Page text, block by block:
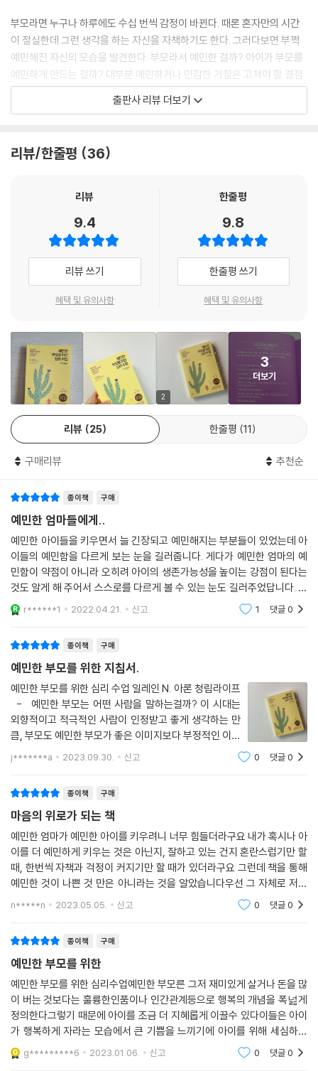
예민한 부모는 그저 재미있게 살거나 돈을 많이 버는 것보다는 훌륭한 인
품이나 인간관계 등으로 행복의 개념을 폭넓게 정의한다. 그렇기 때문에
아이를 조금 더 지혜롭게 이끌 수 있다. 이들은 아이가 행복하게 자라는 모
습에서 큰 기쁨을 느끼기에 아이를 위해 세심하게 계획하며, 때로 삶이 어
두워보일지라도 긍정적인 요소들에 주의를 기울이려고 한다.
--- p. 39 「예민한 부모의 세 가지 강점」 중에서
민감할수록 육아와 가사에서 도움을 받아야 한다. 그들이 ‘세심한 관리가
도움을 받지 않고서도 육아를 잘 해내는 부모를 보면서 죄책감을 느끼기
쉽다. 설령 도움을 받고 있더라도 그 비용 때문에 가족들에게 미안한 마음
을 가질 수도 있다. 하지만 자신의 강점을 육아에 제대로 발휘하려면 먼저
부모가 지치지 않는 환경을 조성할 필요가 있다.
--- p. 82 「독박 육아가 부모와 아이에게 미치는 영향」 중에서
아이를 기르면서 발생하는 갖가지 상황 앞에서 온갖 방법을 시도하다 보
책감이 수치심으로 넘어간다. 그렇지만 수치심을 느낀다고 해서 육아가 개
선될 리는 없다. 오히려 예민한 부모로서 직감을 믿고 따르기가 더 힘들어
질 뿐이다. 여러분은 순수하고 민감한 존재로, 사랑할 준비를 갖추고 이 세
상에 나왔다. 수치심을 느끼는 대부분의 문제는 우리가 통제할 수 있는 영
역 밖의 상황들이 빚어낸 결과이다. 여러분의 잘못이 아니다. 여러분은 그
자체로 나쁘지 않고 그랬던 적도 없다.
--- p. 189 「수치심 대신 자부심 갖기」 중에서
이가 생기면 누구나 할 것 없이 부부 관계의 만족도가 전반적으로 떨어진
다는 점이다. 하지만 우리가 실시한 조사에 따르면 예민한 부모라고 해서
만족도가 더 많이 떨어지지는 않았다. 우리는 설문 조사에서 ‘부부 관계에
얼마나 만족하는가’ ‘배우자가 좋은 부모라고 생각하는가’ ‘배우자가 육아
방식에 실망감을 표현하지는 않는가’ 등을 물었는데, 예민한 부모의 응답
은 다른 부모의 응답과 같았다. 사실 나는 예민한 부모가 몇 가지 조언을 듣
는다면, 평균적으로 더 나은 부모가 될 수 있다고 믿는다. 왜 그렇지 않겠는
가? 그들은 공감 능력과 직감, 성실성이 평균 이상으로 뛰어나다.
부모라면 누구나 하루에도 수십 번씩 감정이 바뀐다. 때론 혼자만의 시간
이 절실한데 그런 생각을 하는 자신을 자책하기도 한다. 그러다보면 부쩍
예민해진 자신의 모습을 발견한다. 부모라서 예민한 걸까? 아이가 부모를
예민하게 만드는 걸까? 대부분 예민하거나 민감한 기질은 고쳐야 할 결점
으로 여겨지곤 했다. 하지만 이 책의 저자 일레인 N. 아론은 타고난 기질로
서의 민감성을 처음 발견했고 예민한 사람에 대한 인식을 완전히 바꿔놓았
과정에서 예민한 사람들의 뛰어난 측면이 각광받기 시작했다.
예민한 부모의 네 가지 핵심적인 특징을 소개한다.
1. 모든 정보를 머릿속 깊숙이 처리하여 정확한 의사결정을 한다.
2. 공감 능력이 뛰어나다.
3. 미묘한 차이를 파악할 수 있다.
4. 스트레스에 취약하다.
으로 발휘할 수 있다. 예민한 부모는 세 가지 강점을 이용해 물건이나 상황
을 볼 때 입체적으로 바라볼 수 있다. 그렇기 때문에 기저귀, 유모차, 젖병
등등 수많은 육아 용품 중에서 적절한 것을 골라낸다. 그뿐만 아니라 지금
아이에게 엄격하게 굴어야 할지, 말을 들어주며 아이를 포용해야 할지 선
택해야 하는 까다로운 상황에서도 최선의 답을 고를 수 있다. 또 양심적이
고 편견에서 자유로운 예민한 부모의 모습은 아이가 지혜롭게 성장할 수
있는 밑거름이다.
육아 스트레스를 다루는 법부터 효율적인 의사 결정법,
예민한 부모는 훌륭한 부모가 될 수 있다. 단 그들이 가진 한 가지 약점이
보완될 경우에 말이다. 그들의 약점은 바로 스트레스에 취약한 것이다. 예
민한 부모는 시각, 청각, 촉각 등 모든 감각들을 항상 곤두세우고 있다. 그
렇기에 다른 사람보다 많은 정보를 찾아내고 아주 사소한 차이까지도 찾아
낼 수 있다. 하지만 그만큼 더 쉽게 피곤해질 수밖에 없다. 예민한 부모는
스트레스를 과도하게 받으면 자신의 강점을 활용하지 못한다. 24시간 아
이와 붙어 있는 상황은 그들에겐 치명적이다. 그렇기 때문에 저자는 예민
한 부모라면 반드시 휴식을 취하기를 권한다. 이 책에는 예민한 부모가 번
아웃에 빠지지 않도록 틈틈이 자신을 돌볼 수 있는 요령들이 있다. 더불어
도움을 받을 수 있는 방법, 누군가에게 도움을 받을 때 유의할 점까지도 알
려준다. 특히 부모들이 가장 고민하는 부분 중 하나인 기관을 선택할 때 고
려해야 할 사항을 섬세하게 짚어준다.
예민한 부모는 선택만큼이나 새로운 사람을 상대하는 것을 어려워한다. 부
모가 되면 다른 부모들과의 모임이 잦아지고 교사, 낯선 사람들 등등 육아
경계심이 많아 소통하는 것을 어려워한다. 저자는 부모가 되면 겪을 수 있
는 상황, 다양한 대인 관계에 대처하는 방법을 알려준다. 더 나아가 부부 관
계를 위한 조언도 아끼지 않는다. 아이가 생기고 부부가 가장 많이 겪는 갈
등 해결법, 또 당장 적용할 수 있는 실용적인 의사 소통법도 소개한다. 저자
가 친밀한 관계와 사랑에 관한 심리학 연구의 권위자이기도 한 만큼 이 책
의 부부 관계 갈등 대처법은 큰 도움이 될 것이다. 또 이 책에 실린 육아 가
치관, 방식, 가사 분담, 부부 생활 등등 다양한 주제의 질문을 부부가 나눠
보는 것을 추천한다.
예민한 부모를 위한 모든 팁을 한 권에!
부모는 민감한 기질을 타고났을 수 있고 육아를 하며 예민해질 수도 있다.
분명한 사실은 모든 부모는 아이를 너무 사랑하기 때문에 어느 정도 예민
해질 수밖에 없다는 것이다. 만약 아이를 키우며 예민한 자신의 모습을 발
견했다면 꼭 이 책을 읽기를 권한다. 아직 모르고 있는 잠재력을 발견하고
자신을 믿고 더 돌봐주기를 바란다. 저자가 강조하듯 예민한 부모에겐 정
말 훌륭한 부모가 될 자질이 있기 때문이다. 아이를 키우는 사람은 누구나
출판사 리뷰 더보기
리뷰/한줄평 36
리뷰
9.4
리뷰 쓰기
혜택 및 유의사항
한줄평
9.8
한줄평 쓰기
혜택 및 유의사항
2
3
더보기
리뷰 25 한줄평 11
구매리뷰 추천순
종이책 구매
예민한 엄마들에게..
예민한 아이들을 키우면서 늘 긴장되고 예민해지는 부분들이 있었는데 아
이들의 예민함을 다르게 보는 눈을 길러줍니다. 게다가 예민한 엄마의 예
민함이 약점이 아니라 오히려 아이의 생존가능성을 높이는 강점이 된다는
것도 알게 해 주어서 스스로를 다르게 볼 수 있는 눈도 길러주었답니다. 다
양한 이해와 위로, 격려 외에도 어떻게 예민함을 다룰 것인지에 대한 정보
들을 전해주는 책
r******1 2022.04.21. 신고 1 댓글0
종이책 구매
예민한 부모를 위한 지침서.
예민한 부모를 위한 심리 수업 일레인 N. 아론 청림라이프
외향적이고 적극적인 사람이 인정받고 좋게 생각하는 만
큼, 부모도 예민한 부모가 좋은 이미지보다 부정적인 이미
지를 많이 갖고 있는 듯 하다. 다행히도 이 책에서는 강점
보다 약점이 많은 것처럼 보이는 예민한 부모들의 핵심 특
j*******a 2023.09.30. 신고 0 댓글0
종이책 구매
마음의 위로가 되는 책
예민한 엄마가 예민한 아이를 키우려니 너무 힘들더라구요 내가 혹시나 아
이를 더 예민하게 키우는 것은 아닌지, 잘하고 있는 건지 혼란스럽기만 할
때, 한번씩 자책과 걱정이 커지기만 할 때가 있더라구요 그런데 책을 통해
예민한 것이 나쁜 것 만은 아니라는 것을 알았습니다우선 그 자체로 저에
게는 큰 위안이 되었습니다 이 책을 다 읽고 작가가 쓴 다른 책 '까다롭고
n*****n 2023.05.05. 신고 0 댓글0
종이책 구매
예민한 부모를 위한
예민한 부모를 위한 심리수업예민한 부모른 그저 재미있게 살거나 돈을 많
이 버는 것보다는 훌륭한인품이나 인간관계등으로 행복의 개념을 폭넖게
정의한다그렇기 때문에 아이를 조금 더 지혜롭게 이끌수 있다이들은 아이
가 행복하게 자라는 모습에서 큰 기쁨을 느끼기에 아이를 위해 세심하게
계획한다 때로 삶이 어두워보일지라도 긍정적인 요소들에 주위를 기울이
려고
g*********6 2023.01.06. 신고 0 댓글0